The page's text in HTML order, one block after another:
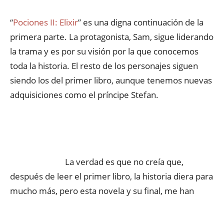
“Pociones II: Elixir” es una digna continuación de la
primera parte. La protagonista, Sam, sigue liderando
la trama y es por su visión por la que conocemos
toda la historia. El resto de los personajes siguen
siendo los del primer libro, aunque tenemos nuevas
adquisiciones como el príncipe Stefan.
La verdad es que no creía que,
después de leer el primer libro, la historia diera para
mucho más, pero esta novela y su final, me han